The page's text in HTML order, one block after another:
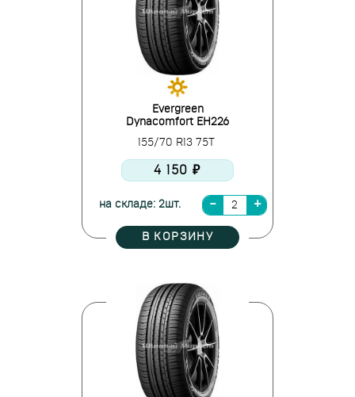
Evergreen
Dynacomfort EH226
155/70 R13 75T
4 150 ₽
на складе: 2шт.
В КОРЗИНУ